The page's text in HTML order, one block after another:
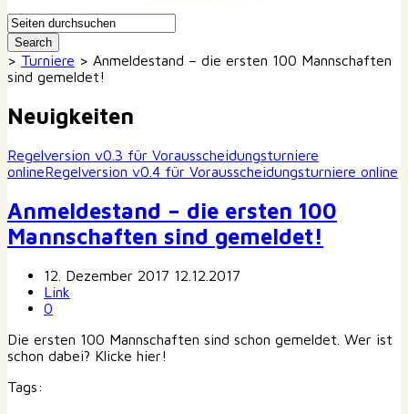
> Turniere > Anmeldestand – die ersten 100 Mannschaften
sind gemeldet!
Neuigkeiten
Regelversion v0.3 für Vorausscheidungsturniere
onlineRegelversion v0.4 für Vorausscheidungsturniere online
Anmeldestand – die ersten 100
Mannschaften sind gemeldet!
12. Dezember 2017 12.12.2017
Link
0
Die ersten 100 Mannschaften sind schon gemeldet. Wer ist
schon dabei? Klicke hier!
Tags: